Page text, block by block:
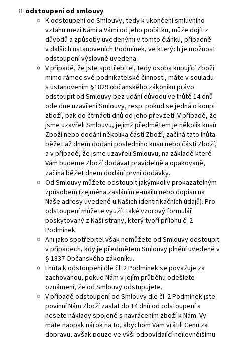
odstoupení od smlouvy
K odstoupení od Smlouvy, tedy k ukončení smluvního
vztahu mezi Námi a Vámi od jeho počátku, může dojít z
důvodů a způsoby uvedenými v tomto článku, případně
v dalších ustanoveních Podmínek, ve kterých je možnost
odstoupení výslovně uvedena.
V případě, že jste spotřebitel, tedy osoba kupující Zboží
mimo rámec své podnikatelské činnosti, máte v souladu
s ustanovením §1829 občanského zákoníku právo
odstoupit od Smlouvy bez udání důvodu ve lhůtě 14 dnů
ode dne uzavření Smlouvy, resp. pokud se jedná o koupi
zboží, pak do čtrnácti dnů od jeho převzetí. V případě, že
jsme uzavřeli Smlouvu, jejímž předmětem je několik kusů
Zboží nebo dodání několika částí Zboží, začíná tato lhůta
běžet až dnem dodání posledního kusu nebo části Zboží,
a v případě, že jsme uzavřeli Smlouvu, na základě které
Vám budeme Zboží dodávat pravidelně a opakovaně,
začíná běžet dnem dodání první dodávky.
Od Smlouvy můžete odstoupit jakýmkoliv prokazatelným
způsobem (zejména zasláním e-mailu nebo dopisu na
Naše adresy uvedené u Našich identifikačních údajů). Pro
odstoupení můžete využít také vzorový formulář
poskytovaný z Naší strany, který tvoří přílohu č. 2
Podmínek.
Ani jako spotřebitel však nemůžete od Smlouvy odstoupit
v případech, kdy je předmětem Smlouvy plnění uvedené v
§ 1837 Občanského zákoníku.
Lhůta k odstoupení dle čl. 2 Podmínek se považuje za
zachovanou, pokud Nám v jejím průběhu odešlete
oznámení, že od Smlouvy odstupujete.
V případě odstoupení od Smlouvy dle čl. 2 Podmínek jste
povinní Nám Zboží zaslat do 14 dnů od odstoupení a
nesete náklady spojené s navrácením zboží k Nám. Vy
máte naopak nárok na to, abychom Vám vrátili Cenu za
dopravu, avšak pouze ve výši odpovídající nejlevnějšímu